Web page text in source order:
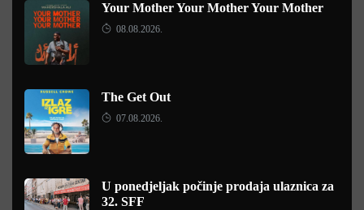
Your Mother Your Mother Your Mother
08.08.2026.
The Get Out
07.08.2026.
U ponedjeljak počinje prodaja ulaznica za
32. SFF